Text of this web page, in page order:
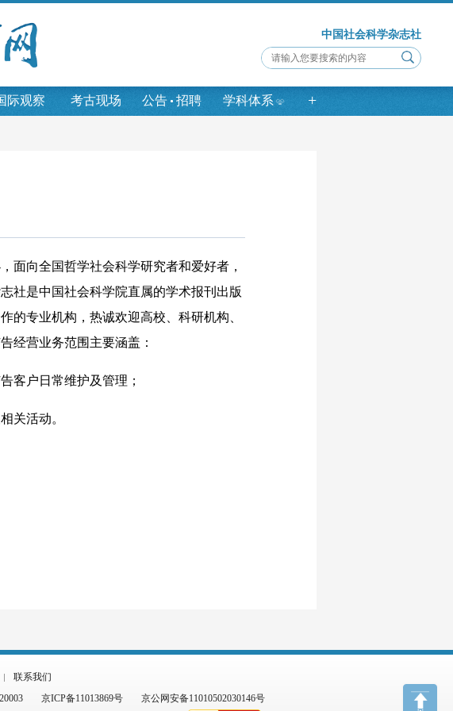
中国社会科学杂志社
际观察 考古现场 公告 招聘 学科体系 +
向全国哲学社会科学研究者和爱好者，
社是中国社会科学院直属的学术报刊出版
的专业机构，热诚欢迎高校、科研机构、
经营业务范围主要涵盖：
户日常维护及管理；
关活动。
联系我们
京ICP备11013869号 京公网安备11010502030146号